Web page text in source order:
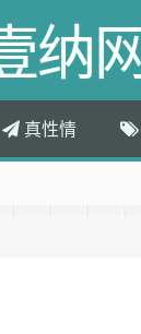
纳
真性情